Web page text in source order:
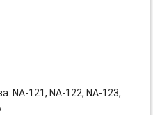
NA-121, NA-122, NA-123,